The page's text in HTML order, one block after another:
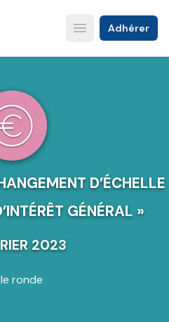
Open main menu
Adhérer
D’ÉCHELLE
GÉNÉRAL »
2023
ronde